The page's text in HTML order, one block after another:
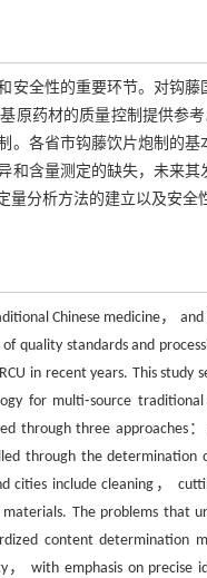
全性的重要环节。对钩
原药材的质量控制提供参
各省市钩藤饮片炮制的
含量测定的缺失，未来
分析方法的建立以及安全
Chinese medicine，
standards and
in recent years. This study
for multi⁃source
through three approaches
through the
cities include cleaning，
The problems that
content
with emphasis on